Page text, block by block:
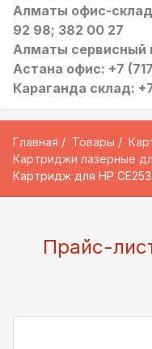
Алматы офис-
92 98; 382 00 27
Алматы сервисный
Астана офис: +7
Караганда склад:
Главная Товары
Картриджи лазерные
Картридж для HP
Прайс-